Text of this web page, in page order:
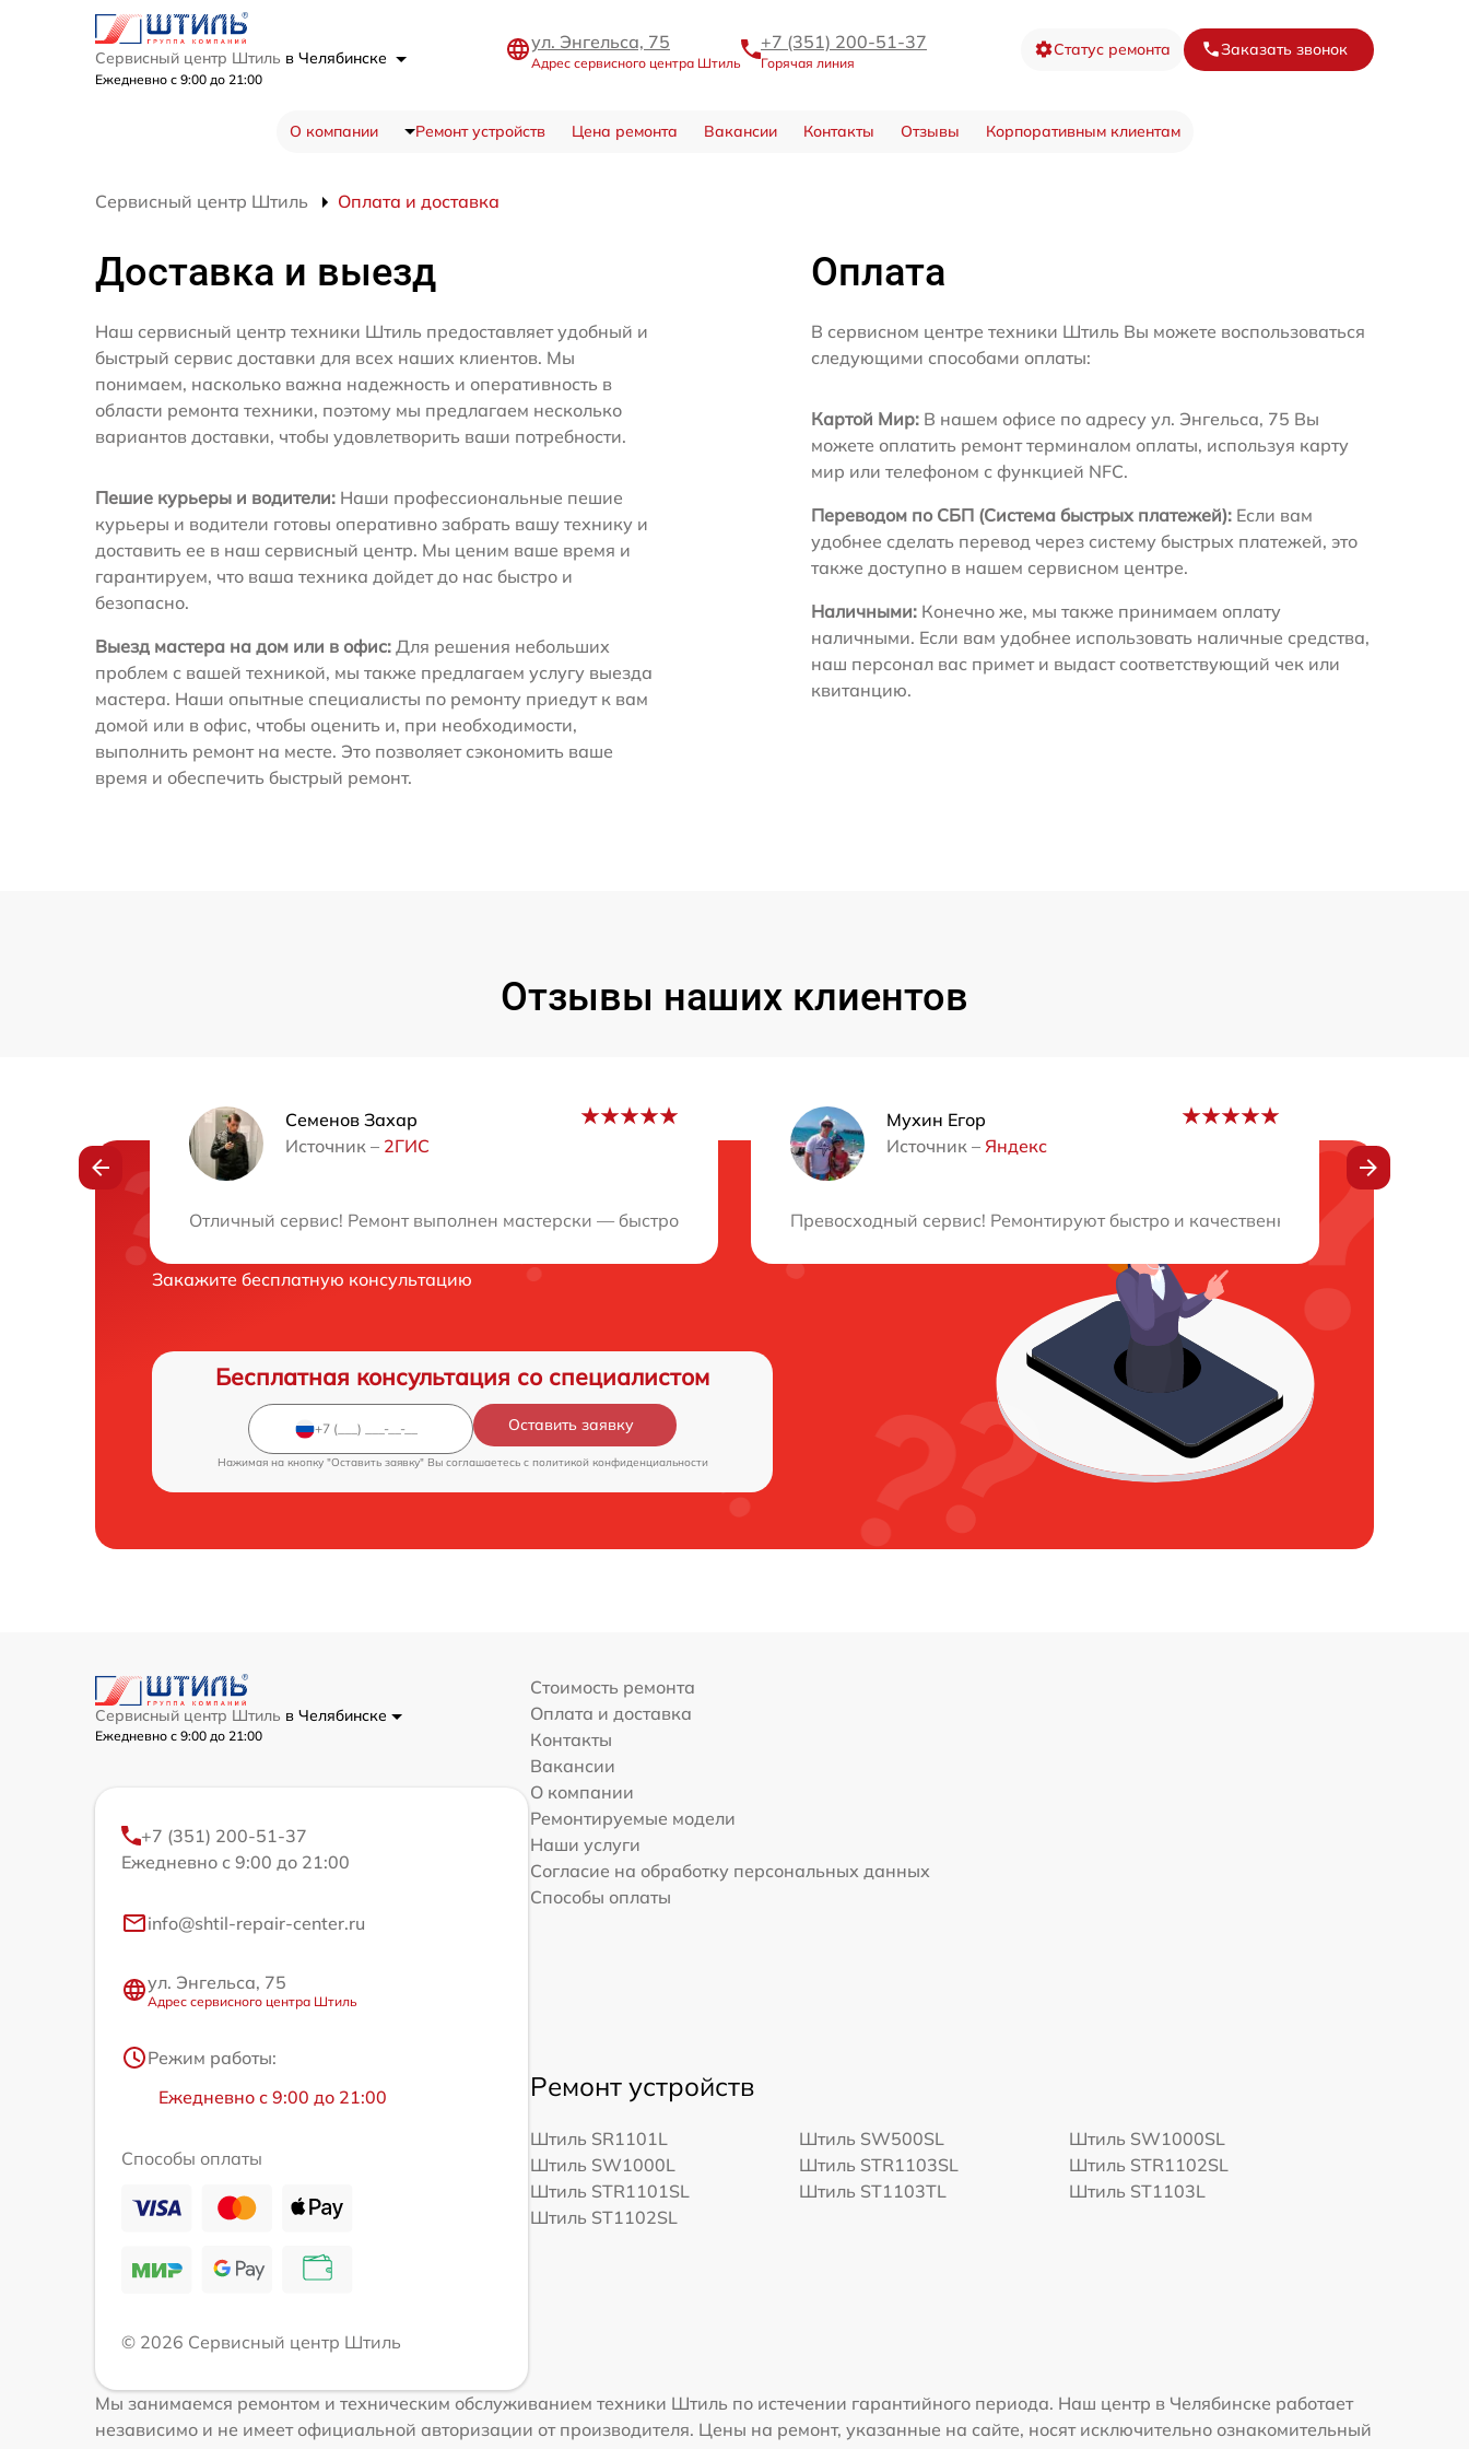
Сервисный центр Штиль в Челябинске
Ежедневно с 9:00 до 21:00
ул. Энгельса, 75
Адрес сервисного центра Штиль
+7 (351) 200-51-37
Горячая линия
Статус ремонта Заказать звонок
О компании Ремонт устройств Цена ремонта Вакансии Контакты Отзывы Корпоративным клиентам
Сервисный центр Штиль Оплата и доставка
Доставка и выезд
Наш сервисный центр техники Штиль предоставляет удобный и
быстрый сервис доставки для всех наших клиентов. Мы
понимаем, насколько важна надежность и оперативность в
области ремонта техники, поэтому мы предлагаем несколько
вариантов доставки, чтобы удовлетворить ваши потребности.
Пешие курьеры и водители: Наши профессиональные пешие
курьеры и водители готовы оперативно забрать вашу технику и
доставить ее в наш сервисный центр. Мы ценим ваше время и
гарантируем, что ваша техника дойдет до нас быстро и
безопасно.
Выезд мастера на дом или в офис: Для решения небольших
проблем с вашей техникой, мы также предлагаем услугу выезда
мастера. Наши опытные специалисты по ремонту приедут к вам
домой или в офис, чтобы оценить и, при необходимости,
выполнить ремонт на месте. Это позволяет сэкономить ваше
время и обеспечить быстрый ремонт.
Оплата
В сервисном центре техники Штиль Вы можете воспользоваться
следующими способами оплаты:
Картой Мир: В нашем офисе по адресу ул. Энгельса, 75 Вы
можете оплатить ремонт терминалом оплаты, используя карту
мир или телефоном с функцией NFC.
Переводом по СБП (Система быстрых платежей): Если вам
удобнее сделать перевод через систему быстрых платежей, это
также доступно в нашем сервисном центре.
Наличными: Конечно же, мы также принимаем оплату
наличными. Если вам удобнее использовать наличные средства,
наш персонал вас примет и выдаст соответствующий чек или
квитанцию.
Отзывы наших клиентов
Семенов Захар
Источник – 2ГИС
Отличный сервис! Ремонт выполнен мастерски — быстро и качественно, с полным вниманием к каждой детали. Получил детальное объяснение
Мухин Егор
Источник – Яндекс
Превосходный сервис! Ремонтируют быстро и качественно, всегда
Нужна консультация?
Закажите бесплатную консультацию
Бесплатная консультация со специалистом
Оставить заявку
Нажимая на кнопку "Оставить заявку" Вы соглашаетесь c политикой конфиденциальности
Сервисный центр Штиль в Челябинске
Ежедневно с 9:00 до 21:00
+7 (351) 200-51-37
Ежедневно с 9:00 до 21:00
info@shtil-repair-center.ru
ул. Энгельса, 75
Адрес сервисного центра Штиль
Режим работы:
Ежедневно с 9:00 до 21:00
Способы оплаты
© 2026 Сервисный центр Штиль
Стоимость ремонта
Оплата и доставка
Контакты
Вакансии
О компании
Ремонтируемые модели
Наши услуги
Согласие на обработку персональных данных
Способы оплаты
Ремонт устройств
Штиль SR1101L Штиль SW500SL
Штиль SW1000SL
Штиль SW1000L
Штиль STR1103SL
Штиль STR1102SL
Штиль STR1101SL
Штиль ST1103TL
Штиль ST1103L
Штиль ST1102SL
Мы занимаемся ремонтом и техническим обслуживанием техники Штиль по истечении гарантийного периода. Наш центр в Челябинске работает
независимо и не имеет официальной авторизации от производителя. Цены на ремонт, указанные на сайте, носят исключительно ознакомительный